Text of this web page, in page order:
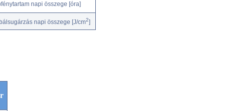
napi összege [óra]
napi összege [J/cm2]